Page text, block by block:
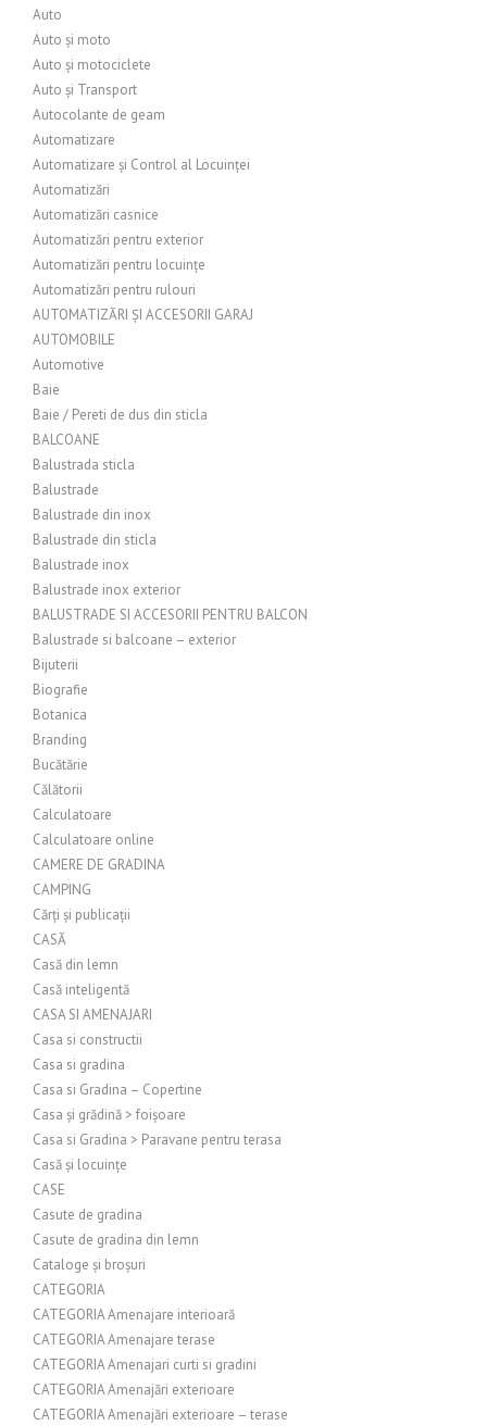
Auto
Auto și moto
Auto și motociclete
Auto și Transport
Autocolante de geam
Automatizare
Automatizare și Control al Locuinței
Automatizări
Automatizări casnice
Automatizări pentru exterior
Automatizări pentru locuințe
Automatizări pentru rulouri
AUTOMATIZĂRI ȘI ACCESORII GARAJ
AUTOMOBILE
Automotive
Baie
Baie / Pereti de dus din sticla
BALCOANE
Balustrada sticla
Balustrade
Balustrade din inox
Balustrade din sticla
Balustrade inox
Balustrade inox exterior
BALUSTRADE SI ACCESORII PENTRU BALCON
Balustrade si balcoane – exterior
Bijuterii
Biografie
Botanica
Branding
Bucătărie
Călătorii
Calculatoare
Calculatoare online
CAMERE DE GRADINA
CAMPING
Cărți și publicații
CASĂ
Casă din lemn
Casă inteligentă
CASA SI AMENAJARI
Casa si constructii
Casa si gradina
Casa si Gradina – Copertine
Casa și grădină > foișoare
Casa si Gradina > Paravane pentru terasa
Casă și locuințe
CASE
Casute de gradina
Casute de gradina din lemn
Cataloge și broșuri
CATEGORIA
CATEGORIA Amenajare interioară
CATEGORIA Amenajare terase
CATEGORIA Amenajari curti si gradini
CATEGORIA Amenajări exterioare
CATEGORIA Amenajări exterioare – terase